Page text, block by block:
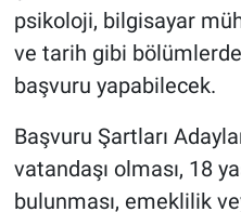
psikoloji, bilgisayar
ve tarih gibi
başvuru yapabilecek.
Başvuru Şartları
vatandaşı olması, 18
bulunması, emeklilik